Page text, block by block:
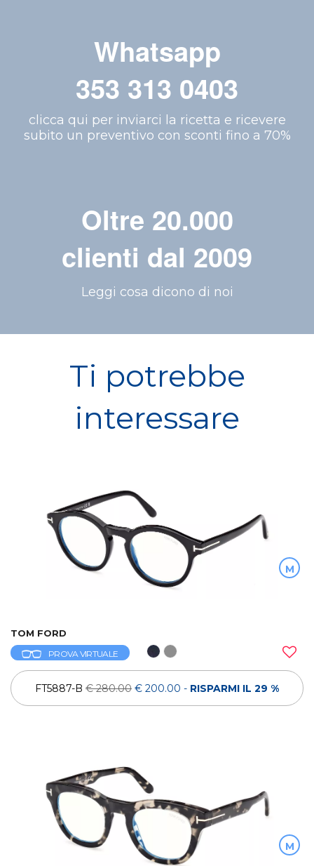
Whatsapp
353 313 0403
clicca qui per inviarci la ricetta e ricevere
subito un preventivo con sconti fino a 70%
Oltre 20.000
clienti dal 2009
Leggi cosa dicono di noi
Ti potrebbe
interessare
M
TOM FORD
PROVA VIRTUALE
FT5887-B € 280.00 € 200.00 - RISPARMI IL 29 %
M